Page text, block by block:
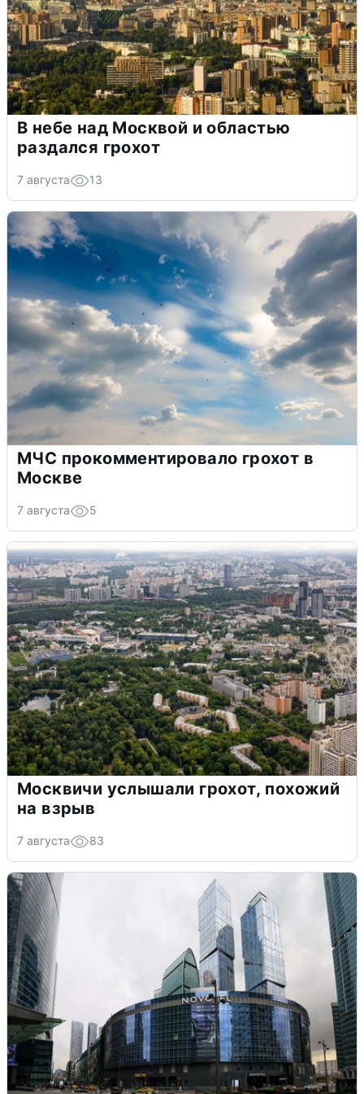
В небе над Москвой и областью
раздался грохот
7 августа 13
МЧС прокомментировало грохот в
Москве
7 августа 5
Москвичи услышали грохот, похожий
на взрыв
7 августа 83